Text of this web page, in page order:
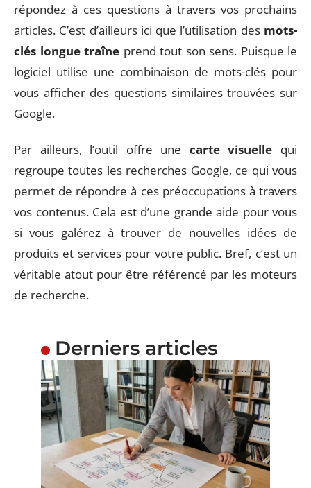
répondez à ces questions à travers vos prochains
articles. C’est d’ailleurs ici que l’utilisation des mots-
clés longue traîne prend tout son sens. Puisque le
logiciel utilise une combinaison de mots-clés pour
vous afficher des questions similaires trouvées sur
Google.
Par ailleurs, l’outil offre une carte visuelle qui
regroupe toutes les recherches Google, ce qui vous
permet de répondre à ces préoccupations à travers
vos contenus. Cela est d’une grande aide pour vous
si vous galérez à trouver de nouvelles idées de
produits et services pour votre public. Bref, c’est un
véritable atout pour être référencé par les moteurs
de recherche.
Derniers articles